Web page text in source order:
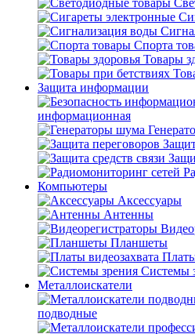
Спорта
Товары
Защита информации
информационная
Компьютеры
Аксессуары
Антенны
Планшеты
Системы
Металлоискатели
подводные